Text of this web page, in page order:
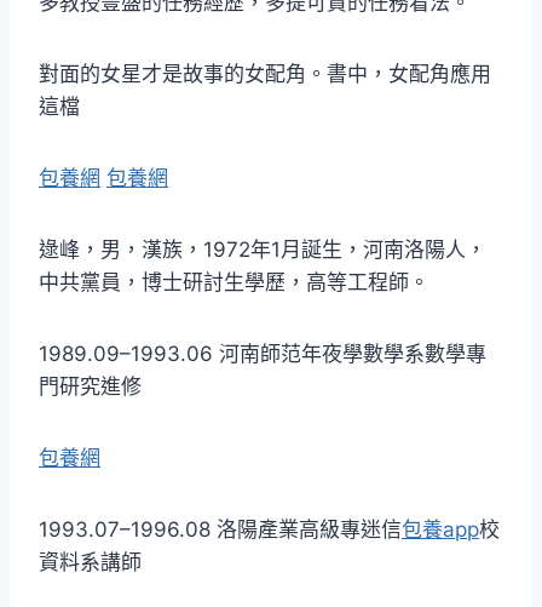
對面的女星才是故事的女配角。書中，女配角應用
這檔
包養網 包養網
逯峰，男，漢族，1972年1月誕生，河南洛陽人，
中共黨員，博士研討生學歷，高等工程師。
1989.09–1993.06 河南師范年夜學數學系數學專
門研究進修
包養網
1993.07–1996.08 洛陽產業高級專迷信包養app校
資料系講師